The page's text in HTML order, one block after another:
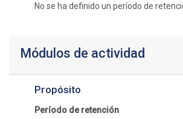
No se ha definido un período de
Módulos de actividad
Propósito
Período de retención